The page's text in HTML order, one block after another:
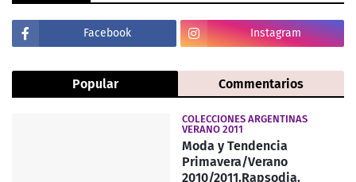
Facebook Instagram
Popular Commentarios
COLECCIONES ARGENTINAS
VERANO 2011
Moda y Tendencia
Primavera/Verano
2010/2011.Rapsodia.